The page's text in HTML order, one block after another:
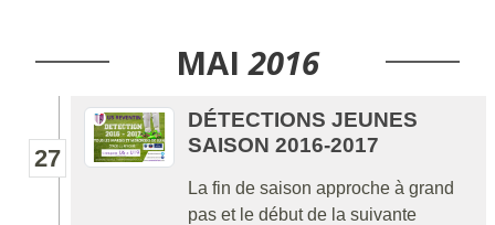
MAI 2016
27
DÉTECTIONS JEUNES
SAISON 2016-2017
La fin de saison approche à grand
pas et le début de la suivante